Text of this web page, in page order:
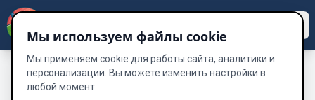
Мы используем файлы cookie
Мы применяем cookie для работы сайта, аналитики и
персонализации. Вы можете изменить настройки в
любой момент.